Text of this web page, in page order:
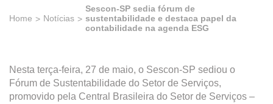
Home Notícias
Sescon-SP sedia fórum de
sustentabilidade e destaca papel da
contabilidade na agenda ESG
Nesta terça-feira, 27 de maio, o Sescon-SP sediou o
Fórum de Sustentabilidade do Setor de Serviços,
promovido pela Central Brasileira do Setor de Serviços –